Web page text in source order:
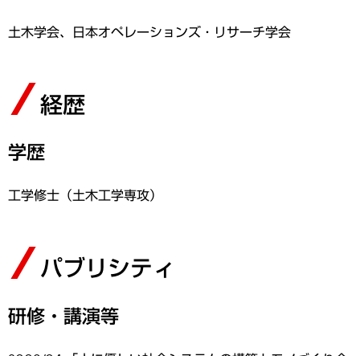
土木学会、日本オペレーションズ・リサーチ学会
経歴
学歴
工学修士（土木工学専攻）
パブリシティ
研修・講演等